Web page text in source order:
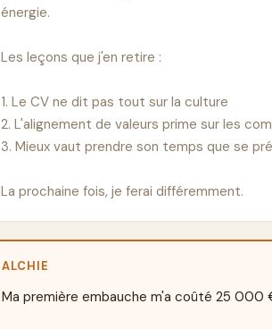
énergie.
Les leçons que j'en retire :
1. Le CV ne dit pas tout sur la culture
2. L'alignement de valeurs prime sur les
3. Mieux vaut prendre son temps que se
La prochaine fois, je ferai différemment.
ALCHIE
Ma première embauche m'a coûté 25 000